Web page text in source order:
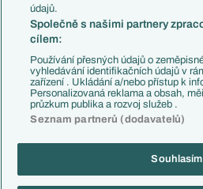
Chelsea FC
Manchester United
AC Milán
Juventus FC
Bayern Mnichov
FC Barcelona
Real Madrid
Copyright © 2001-2026 EuroFotbal.cz.
údajů.
Společně s našimi partnery
cílem:
Používání přesných údajů o
vyhledávání identifikačních údajů v
zařízení . Ukládání a/nebo přístup k
Personalizovaná reklama a obsah,
průzkum publika a rozvoj služeb .
Seznam partnerů (dodavatelů)
Souhlasím